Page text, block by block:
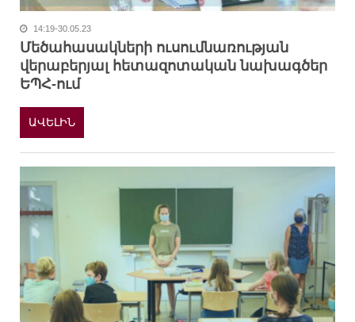
14:19-30.05.23
Մեծահասակների ուսումնառության
վերաբերյալ հետազոտական նախագծեր
ԵՊՀ-ում
ԱՎԵԼԻՆ